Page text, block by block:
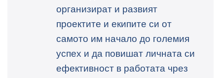
организират и развият
проектите и екипите си от
самото им начало до големия
успех и да повишат личната си
ефективност в работата чрез